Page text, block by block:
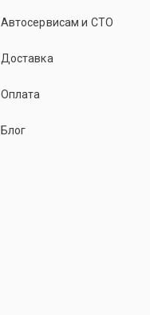
Автосервисам и СТО
Доставка
Оплата
Блог